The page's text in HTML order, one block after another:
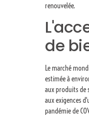
renouvelée.
de
Le marché
estimée à
aux produits de
aux exigences
pandémie de